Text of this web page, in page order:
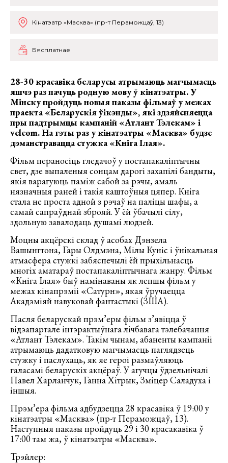
Кінатэатр «Масква» (пр-т Пераможцаў, 13)
Бясплатнае
28-30 красавіка беларусы атрымаюць магчымасць
яшчэ раз пачуць родную мову ў кінатэатры. У
Мінску пройдуць новыя паказы фiльмаў у межах
праекта «Беларускія ўікэнды», які здзяйсняецца
пры падтрымцы кампаній «Атлант Тэлекам» і
velcom. На гэты раз у кінатэатры «Масква» будзе
дэманстравацца стужка «Кніга Ілая».
Фільм пераносіць гледачоў у постапакаліптычны
свет, дзе выпаленыя сонцам дарогі захапілі бандыты,
якія варагуюць паміж сабой за рэчы, амаль
нязначныя раней і такія каштоўныя цяпер. Кніга
стала не проста адной з рэчаў на паліцы шафы, а
самай сапраўднай зброяй. У ёй ўбачылі сілу,
здольную завалодаць душамі людзей.
Моцны акцёрскі склад ў асобах Дэнзела
Вашынгтона, Гары Олдмэна, Мілы Куніс і ўнікальная
атмасфера стужкі забяспечылі ёй прыхільнасць
многіх аматараў постапакаліптычнага жанру. Фільм
«Кніга Ілая» быў намінаваны як лепшы фільм у
межах кінапрэміі «Сатурн», якая ўручаецца
Акадэміяй навуковай фантастыкі (ЗША).
Пасля беларускай прэм’еры фільм з’явіцца ў
відэапартале інтэрактыўнага лічбавага тэлебачання
«Атлант Тэлекам». Такім чынам, абаненты кампаніі
атрымаюць дадатковую магчымасць паглядзець
стужку і паслухаць, як яе героі размаўляюць
галасамі беларускіх акцёраў. У агучцы ўдзельнічалі
Павел Харланчук, Ганна Хітрык, Зміцер Саладуха і
іншыя.
Прэм’ера фільма адбудзецца 28 красавіка ў 19:00 у
кінатэатры «Масква» (пр-т Пераможцаў, 13).
Наступныя паказы пройдуць 29 і 30 красакавіка ў
17:00 там жа, ў кінатэатры «Масква».
Трэйлер: